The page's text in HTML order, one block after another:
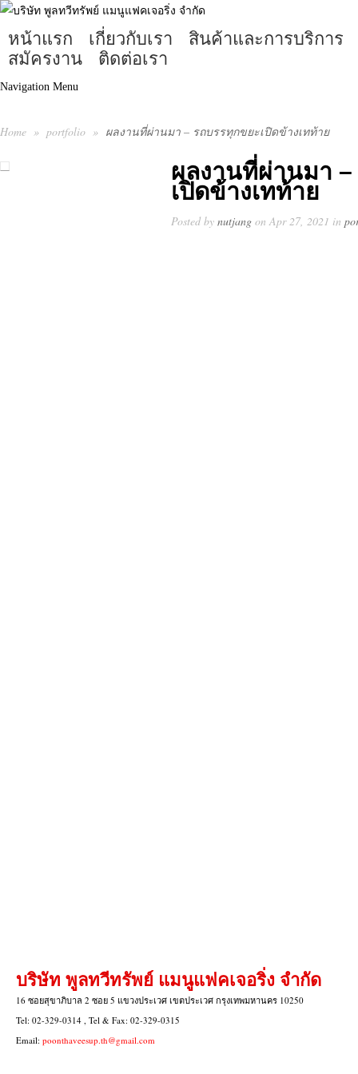
หน้าแรก เกี่ยวกับเรา
สินค้าและการบริการ
สมัครงาน
ติดต่อเรา
Navigation Menu
Home » portfolio » ผลงานที่ผ่านมา – รถบรรทุกขยะเปิดข้างเทท้าย
ผลงานที่ผ่านมา
เปิดข้างเทท้าย
Posted by nutjang on Apr 27, 2021 in
บริษัท พูลทวีทรัพย์ แมนูแฟคเจอริ่ง จำกัด
16 ซอยสุขาภิบาล 2 ซอย 5 แขวงประเวศ เขตประเวศ กรุงเทพมหานคร 10250
Tel: 02-329-0314 , Tel & Fax: 02-329-0315
Email: poonthaveesup.th@gmail.com